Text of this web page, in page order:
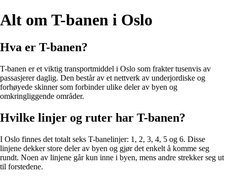
Alt om T-banen i Oslo
Hva er T-banen?
T-banen er et viktig transportmiddel i Oslo som frakter tusenvis av
passasjerer daglig. Den består av et nettverk av underjordiske og
forhøyede skinner som forbinder ulike deler av byen og
omkringliggende områder.
Hvilke linjer og ruter har T-banen?
I Oslo finnes det totalt seks T-banelinjer: 1, 2, 3, 4, 5 og 6. Disse
linjene dekker store deler av byen og gjør det enkelt å komme seg
rundt. Noen av linjene går kun inne i byen, mens andre strekker seg ut
til forstedene.